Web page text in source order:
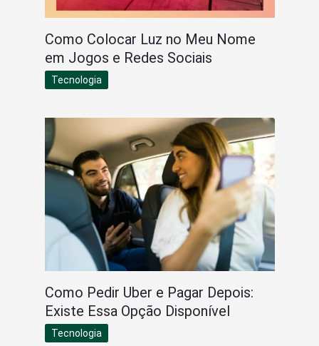
Como Colocar Luz no Meu Nome
em Jogos e Redes Sociais
Tecnologia
Como Pedir Uber e Pagar Depois:
Existe Essa Opção Disponível
Tecnologia